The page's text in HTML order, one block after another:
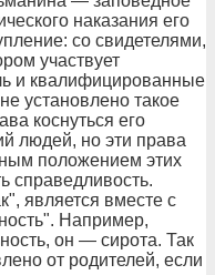
наказания его
со свидетелями,
участвует
и квалифицированные
установлено такое
коснуться его
людей, но эти права
положением этих
справедливость.
является вместе с
Например,
он — сирота. Так
от родителей, если